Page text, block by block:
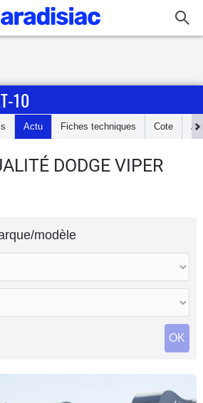
10
Actu Fiches techniques Cote
DODGE VIPER
modèle
OK